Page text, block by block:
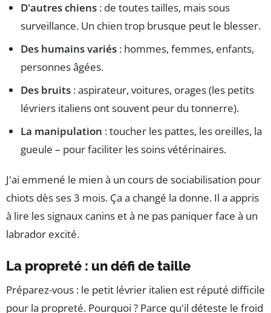
D'autres chiens : de toutes tailles, mais sous
surveillance. Un chien trop brusque peut le blesser.
Des humains variés : hommes, femmes, enfants,
personnes âgées.
Des bruits : aspirateur, voitures, orages (les petits
lévriers italiens ont souvent peur du tonnerre).
La manipulation : toucher les pattes, les oreilles, la
gueule – pour faciliter les soins vétérinaires.
J'ai emmené le mien à un cours de sociabilisation pour
chiots dès ses 3 mois. Ça a changé la donne. Il a appris
à lire les signaux canins et à ne pas paniquer face à un
labrador excité.
La propreté : un défi de taille
Préparez-vous : le petit lévrier italien est réputé difficile
pour la propreté. Pourquoi ? Parce qu'il déteste le froid